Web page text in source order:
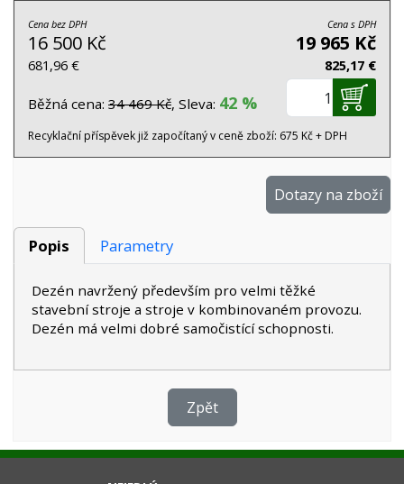
Cena bez DPH
16 500 Kč
681,96 €
Cena s DPH
19 965 Kč
825,17 €
Běžná cena: 34 469 Kč, Sleva: 42 %
Recyklační příspěvek již započítaný v ceně zboží: 675 Kč + DPH
Dotazy na zboží
Popis Parametry
Dezén navržený především pro velmi těžké
stavební stroje a stroje v kombinovaném provozu.
Dezén má velmi dobré samočistící schopnosti.
Zpět